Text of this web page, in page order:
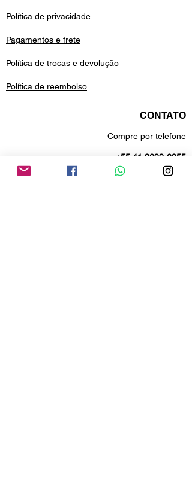
Política de privacidade
Pagamentos e frete
Política de trocas e devolução
Política de reembolso
CONTATO
Compre por telefone
+55 41 3699-6955
Estamos no whatsApp